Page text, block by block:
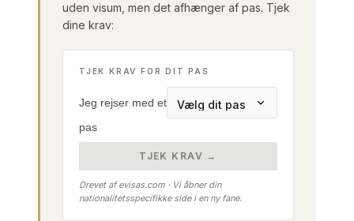
uden visum, men det afhænger af pas. Tjek
dine krav:
TJEK KRAV FOR DIT PAS
Jeg rejser med et
pas
TJEK KRAV →
Drevet af evisas.com · Vi åbner din
nationalitetsspecifikke side i en ny fane.